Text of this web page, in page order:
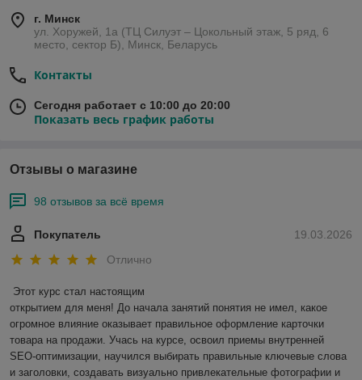
г. Минск
ул. Хоружей, 1а (ТЦ Силуэт – Цокольный этаж, 5 ряд, 6
место, сектор Б), Минск, Беларусь
Контакты
Сегодня работает с 10:00 до 20:00
Показать весь график работы
Отзывы о магазине
98 отзывов за всё время
19.03.2026
Покупатель
Отлично
Этот курс стал настоящим
открытием для меня! До начала занятий понятия не имел, какое
огромное влияние оказывает правильное оформление карточки
товара на продажи. Учась на курсе, освоил приемы внутренней
SEO-оптимизации, научился выбирать правильные ключевые слова
и заголовки, создавать визуально привлекательные фотографии и